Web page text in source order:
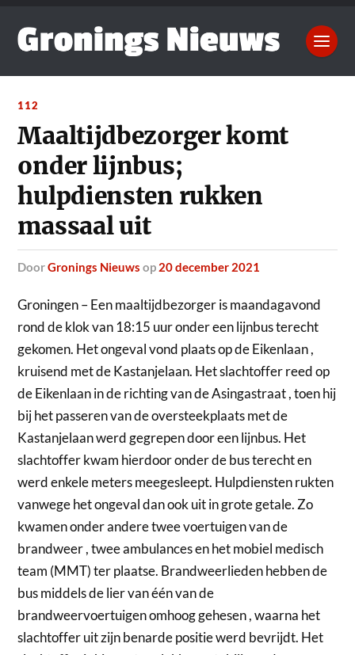
112
Maaltijdbezorger komt
onder lijnbus;
hulpdiensten rukken
massaal uit
doorGronings Nieuws op 20 december 2021
Groningen – Een maaltijdbezorger is maandagavond
rond de klok van 18:15 uur onder een lijnbus terecht
gekomen. Het ongeval vond plaats op de Eikenlaan ,
kruisend met de Kastanjelaan. Het slachtoffer reed op
de Eikenlaan in de richting van de Asingastraat , toen hij
bij het passeren van de oversteekplaats met de
Kastanjelaan werd gegrepen door een lijnbus. Het
slachtoffer kwam hierdoor onder de bus terecht en
werd enkele meters meegesleept. Hulpdiensten rukten
vanwege het ongeval dan ook uit in grote getale. Zo
kwamen onder andere twee voertuigen van de
brandweer , twee ambulances en het mobiel medisch
team (MMT) ter plaatse. Brandweerlieden hebben de
bus middels de lier van één van de
brandweervoertuigen omhoog gehesen , waarna het
slachtoffer uit zijn benarde positie werd bevrijdt. Het